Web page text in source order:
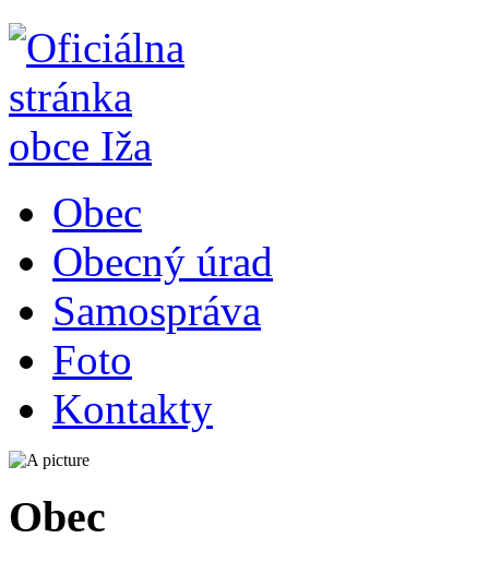
Obec
Obecný úrad
Samospráva
Foto
Kontakty
Obec